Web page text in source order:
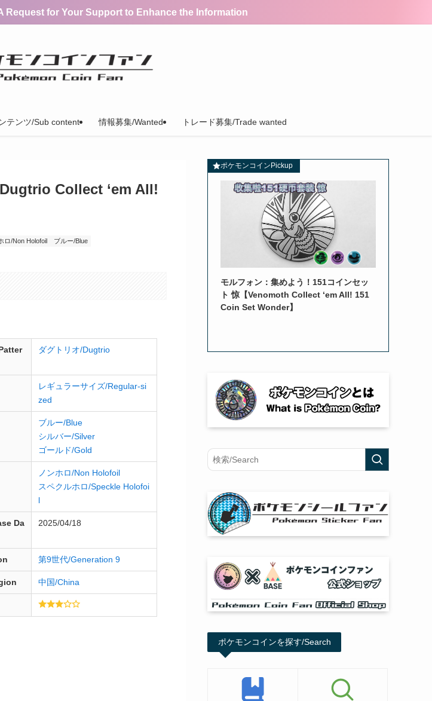
Request for Your Support to Enhance the Information
テンツ/Sub content 情報募集/Wanted トレード募集/Trade wanted
Collect ‘em All!
ロ/Non Holofoil
ブルー/Blue
ダグトリオ/Dugtrio
レギュラーサイズ/Regular-si
zed
ブルー/Blue
シルバー/Silver
ゴールド/Gold
ノンホロ/Non Holofoil
スペクルホロ/Speckle Holofoi
l
Da
2025/04/18
第9世代/Generation 9
中国/China
ポケモンコインPickup
モルフォン：集めよう！151コインセッ
ト 惊【Venomoth Collect ‘em All! 151
Coin Set Wonder】
ポケモンコインを探す/Search